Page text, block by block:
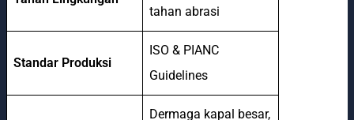
tahan abrasi
Standar Produksi
ISO & PIANC
Guidelines
Dermaga kapal besar,